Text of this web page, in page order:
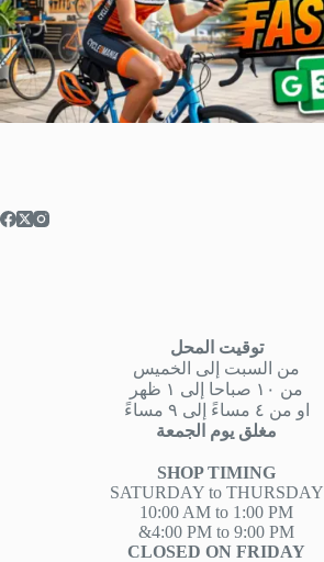
توقيت المحل
من السبت إلى الخميس
من ١٠ صباحا إلى ١ ظهر
او من ٤ مساءً إلى ٩ مساءً
مغلق يوم الجمعة
SHOP TIMING
SATURDAY to THURSDAY
10:00 AM to 1:00 PM
&4:00 PM to 9:00 PM
CLOSED ON FRIDAY